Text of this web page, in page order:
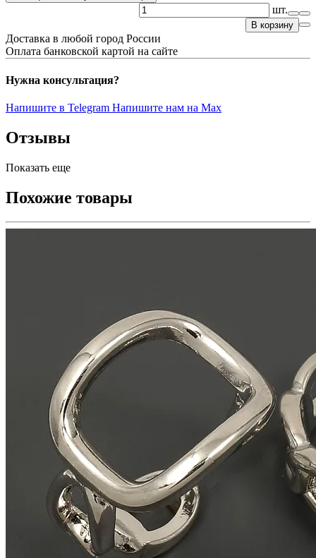
шт.
В корзину
Доставка в любой город России
Оплата банковской картой на сайте
Нужна консультация?
Напишите в Telegram Напишите нам на Max
Отзывы
Показать еще
Похожие товары